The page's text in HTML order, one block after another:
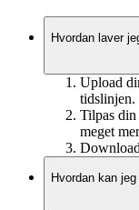
Hvordan laver
Upload
tidslinjen.
Tilpas
meget
Hvordan kan